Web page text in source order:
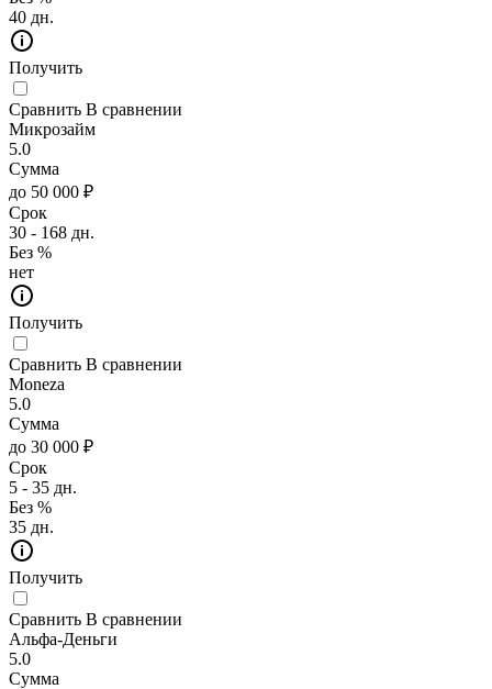
40 дн.
Получить
Сравнить В сравнении
Микрозайм
5.0
Сумма
до 50 000 ₽
Срок
30 - 168 дн.
Без %
нет
Получить
Сравнить В сравнении
Moneza
5.0
Сумма
до 30 000 ₽
Срок
5 - 35 дн.
Без %
35 дн.
Получить
Сравнить В сравнении
Альфа-Деньги
5.0
Сумма